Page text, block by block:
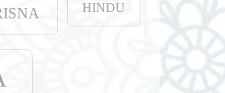
HINDU